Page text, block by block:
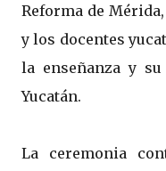
Reforma de
y los docentes
la enseñanza y
Yucatán.
La ceremonia